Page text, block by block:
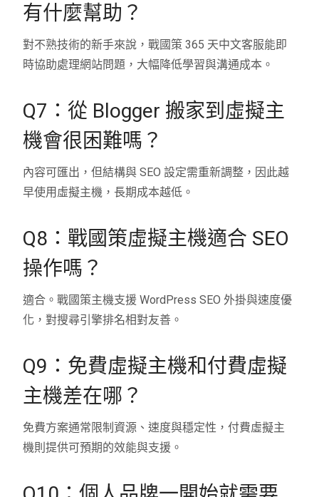
有什麼幫助？
對不熟技術的新手來說，戰國策 365 天中文客服能即
時協助處理網站問題，大幅降低學習與溝通成本。
Q7：從 Blogger 搬家到虛擬主
機會很困難嗎？
內容可匯出，但結構與 SEO 設定需重新調整，因此越
早使用虛擬主機，長期成本越低。
Q8：戰國策虛擬主機適合 SEO
操作嗎？
適合。戰國策主機支援 WordPress SEO 外掛與速度優
化，對搜尋引擎排名相對友善。
Q9：免費虛擬主機和付費虛擬
主機差在哪？
免費方案通常限制資源、速度與穩定性，付費虛擬主
機則提供可預期的效能與支援。